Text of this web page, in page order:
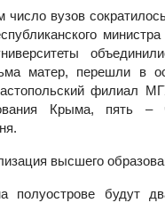
число вузов
матер, перешли в
филиал
Крыма, пять –
высшего
полуострове будут